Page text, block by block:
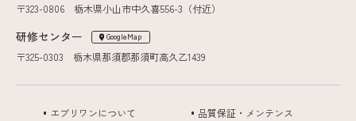
〒323-0806 栃木県小山市中久喜556-3（付近）
研修センター GoogleMap
〒325-0303 栃木県那須郡那須町高久乙1439
エブリワンについて
品質保証・メンテンス